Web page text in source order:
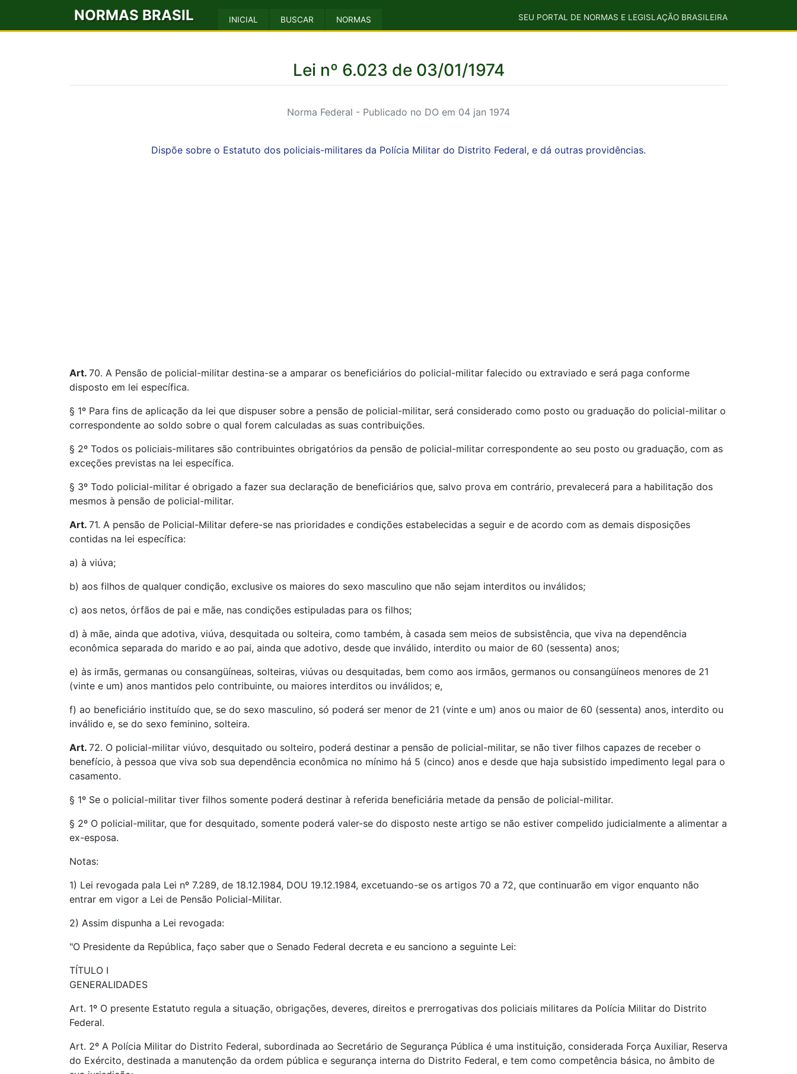
NORMAS BRASIL INICIAL BUSCAR NORMAS SEU PORTAL DE NORMAS E LEGISLAÇÃO BRASILEIRA
Lei nº 6.023 de 03/01/1974
Norma Federal - Publicado no DO em 04 jan 1974
Dispõe sobre o Estatuto dos policiais-militares da Polícia Militar do Distrito Federal, e dá outras providências.
Art. 70. A Pensão de policial-militar destina-se a amparar os beneficiários do policial-militar falecido ou extraviado e será paga conforme
disposto em lei específica.
§ 1º Para fins de aplicação da lei que dispuser sobre a pensão de policial-militar, será considerado como posto ou graduação do policial-miIitar o
correspondente ao soldo sobre o qual forem calculadas as suas contribuições.
§ 2º Todos os policiais-militares são contribuintes obrigatórios da pensão de policial-militar correspondente ao seu posto ou graduação, com as
exceções previstas na lei específica.
§ 3º Todo policial-militar é obrigado a fazer sua declaração de beneficiários que, salvo prova em contrário, prevalecerá para a habilitação dos
mesmos à pensão de policial-militar.
Art. 71. A pensão de Policial-Militar defere-se nas prioridades e condições estabelecidas a seguir e de acordo com as demais disposições
contidas na lei específica:
a) à viúva;
b) aos filhos de qualquer condição, exclusive os maiores do sexo masculino que não sejam interditos ou inválidos;
c) aos netos, órfãos de pai e mãe, nas condições estipuladas para os filhos;
d) à mãe, ainda que adotiva, viúva, desquitada ou solteira, como também, à casada sem meios de subsistência, que viva na dependência
econômica separada do marido e ao pai, ainda que adotivo, desde que inválido, interdito ou maior de 60 (sessenta) anos;
e) às irmãs, germanas ou consangüíneas, solteiras, viúvas ou desquitadas, bem como aos irmãos, germanos ou consangüíneos menores de 21
(vinte e um) anos mantidos pelo contribuinte, ou maiores interditos ou inválidos; e,
f) ao beneficiário instituído que, se do sexo masculino, só poderá ser menor de 21 (vinte e um) anos ou maior de 60 (sessenta) anos, interdito ou
inválido e, se do sexo feminino, solteira.
Art. 72. O policial-militar viúvo, desquitado ou solteiro, poderá destinar a pensão de policial-militar, se não tiver filhos capazes de receber o
benefício, à pessoa que viva sob sua dependência econômica no mínimo há 5 (cinco) anos e desde que haja subsistido impedimento legal para o
casamento.
§ 1º Se o policial-militar tiver filhos somente poderá destinar à referida beneficiária metade da pensão de policial-militar.
§ 2º O policial-militar, que for desquitado, somente poderá valer-se do disposto neste artigo se não estiver compelido judicialmente a alimentar a
ex-esposa.
Notas:
1) Lei revogada pala Lei nº 7.289, de 18.12.1984, DOU 19.12.1984, excetuando-se os artigos 70 a 72, que continuarão em vigor enquanto não
entrar em vigor a Lei de Pensão Policial-Militar.
2) Assim dispunha a Lei revogada:
"O Presidente da República, faço saber que o Senado Federal decreta e eu sanciono a seguinte Lei:
TÍTULO I
GENERALIDADES
Art. 1º O presente Estatuto regula a situação, obrigações, deveres, direitos e prerrogativas dos policiais militares da Polícia Militar do Distrito
Federal.
Art. 2º A Polícia Militar do Distrito Federal, subordinada ao Secretário de Segurança Pública é uma instituição, considerada Força Auxiliar, Reserva
do Exército, destinada a manutenção da ordem pública e segurança interna do Distrito Federal, e tem como competência básica, no âmbito de